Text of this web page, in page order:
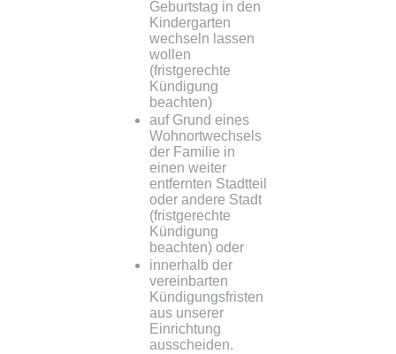
Geburtstag in den
Kindergarten
wechseln lassen
wollen
(fristgerechte
Kündigung
beachten)
auf Grund eines
Wohnortwechsels
der Familie in
einen weiter
entfernten Stadtteil
oder andere Stadt
(fristgerechte
Kündigung
beachten) oder
innerhalb der
vereinbarten
Kündigungsfristen
aus unserer
Einrichtung
ausscheiden.